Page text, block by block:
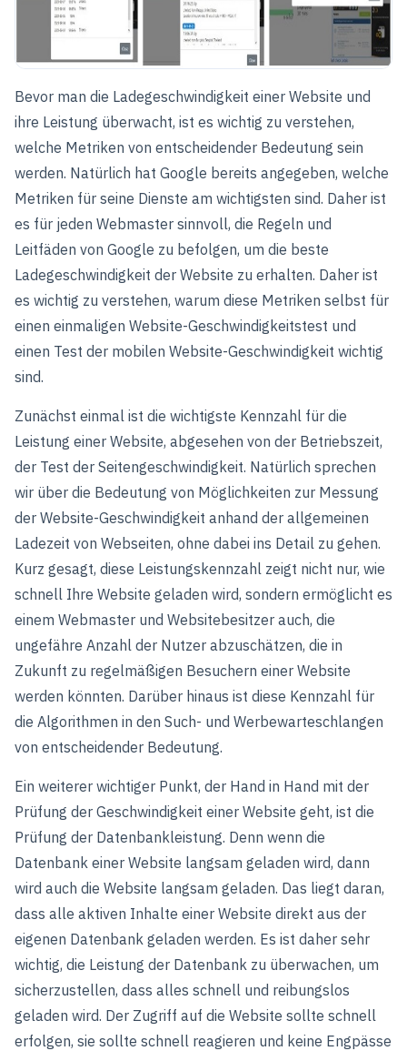
Bevor man die Ladegeschwindigkeit einer Website und
ihre Leistung überwacht, ist es wichtig zu verstehen,
welche Metriken von entscheidender Bedeutung sein
werden. Natürlich hat Google bereits angegeben, welche
Metriken für seine Dienste am wichtigsten sind. Daher ist
es für jeden Webmaster sinnvoll, die Regeln und
Leitfäden von Google zu befolgen, um die beste
Ladegeschwindigkeit der Website zu erhalten. Daher ist
es wichtig zu verstehen, warum diese Metriken selbst für
einen einmaligen Website-Geschwindigkeitstest und
einen Test der mobilen Website-Geschwindigkeit wichtig
sind.
Zunächst einmal ist die wichtigste Kennzahl für die
Leistung einer Website, abgesehen von der Betriebszeit,
der Test der Seitengeschwindigkeit. Natürlich sprechen
wir über die Bedeutung von Möglichkeiten zur Messung
der Website-Geschwindigkeit anhand der allgemeinen
Ladezeit von Webseiten, ohne dabei ins Detail zu gehen.
Kurz gesagt, diese Leistungskennzahl zeigt nicht nur, wie
schnell Ihre Website geladen wird, sondern ermöglicht es
einem Webmaster und Websitebesitzer auch, die
ungefähre Anzahl der Nutzer abzuschätzen, die in
Zukunft zu regelmäßigen Besuchern einer Website
werden könnten. Darüber hinaus ist diese Kennzahl für
die Algorithmen in den Such- und Werbewarteschlangen
von entscheidender Bedeutung.
Ein weiterer wichtiger Punkt, der Hand in Hand mit der
Prüfung der Geschwindigkeit einer Website geht, ist die
Prüfung der Datenbankleistung. Denn wenn die
Datenbank einer Website langsam geladen wird, dann
wird auch die Website langsam geladen. Das liegt daran,
dass alle aktiven Inhalte einer Website direkt aus der
eigenen Datenbank geladen werden. Es ist daher sehr
wichtig, die Leistung der Datenbank zu überwachen, um
sicherzustellen, dass alles schnell und reibungslos
geladen wird. Der Zugriff auf die Website sollte schnell
erfolgen, sie sollte schnell reagieren und keine Engpässe